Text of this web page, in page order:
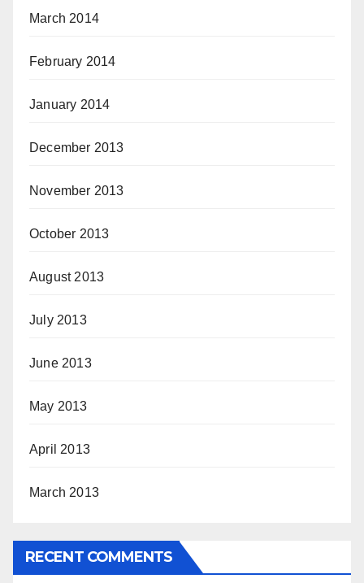
March 2014
February 2014
January 2014
December 2013
November 2013
October 2013
August 2013
July 2013
June 2013
May 2013
April 2013
March 2013
RECENT COMMENTS